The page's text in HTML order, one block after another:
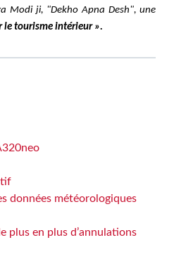
Modi ji, "Dekho Apna Desh", une
tourisme intérieur ».
données météorologiques
plus en plus d’annulations